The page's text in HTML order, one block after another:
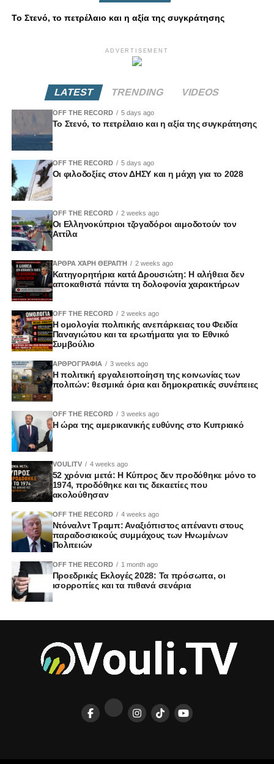
Το Στενό, το πετρέλαιο και η αξία της συγκράτησης
ADVERTISEMENT
LATEST TRENDING VIDEOS
OFF THE RECORD 5 days ago
Το Στενό, το πετρέλαιο και η αξία της συγκράτησης
OFF THE RECORD 5 days ago
Οι φιλοδοξίες στον ΔΗΣΥ και η μάχη για το 2028
OFF THE RECORD 2 weeks ago
Οι Ελληνοκύπριοι τζογαδόροι αιμοδοτούν τον
Αττίλα
ΆΡΘΡΑ ΧΆΡΗ ΘΕΡΑΠΉ 2 weeks ago
Κατηγορητήρια κατά Δρουσιώτη: Η αλήθεια δεν
αποκαθιστά πάντα τη δολοφονία χαρακτήρων
OFF THE RECORD 2 weeks ago
Η ομολογία πολιτικής ανεπάρκειας του Φειδία
Παναγιώτου και τα ερωτήματα για το Εθνικό
Συμβούλιο
ΑΡΘΡΟΓΡΑΦΙΑ 3 weeks ago
Η πολιτική εργαλειοποίηση της κοινωνίας των
πολιτών: θεσμικά όρια και δημοκρατικές συνέπειες
OFF THE RECORD 3 weeks ago
Η ώρα της αμερικανικής ευθύνης στο Κυπριακό
VOULITV 4 weeks ago
52 χρόνια μετά: Η Κύπρος δεν προδόθηκε μόνο το
1974, προδόθηκε και τις δεκαετίες που
ακολούθησαν
OFF THE RECORD 4 weeks ago
Ντόναλντ Τραμπ: Αναξιόπιστος απέναντι στους
παραδοσιακούς συμμάχους των Ηνωμένων
Πολιτειών
OFF THE RECORD 1 month ago
Προεδρικές Εκλογές 2028: Τα πρόσωπα, οι
ισορροπίες και τα πιθανά σενάρια